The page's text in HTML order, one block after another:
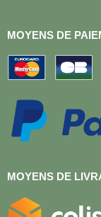
MOYENS DE
MOYENS DE